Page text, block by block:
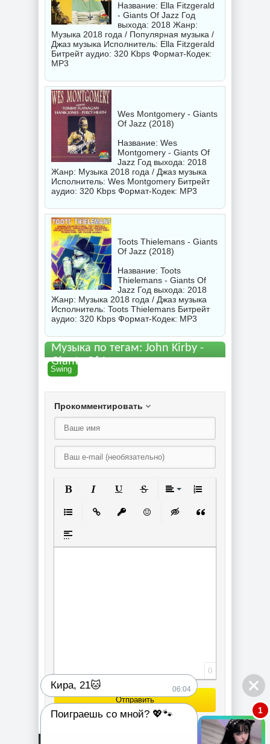
Название: Ella Fitzgerald
- Giants Of Jazz Год
выхода: 2018 Жанр:
Музыка 2018 года / Популярная музыка /
Джаз музыка Исполнитель: Ella Fitzgerald
Битрейт аудио: 320 Kbps Формат-Кодек:
MP3
Wes Montgomery - Giants
Of Jazz (2018)
Название: Wes
Montgomery - Giants Of
Jazz Год выхода: 2018
Жанр: Музыка 2018 года / Джаз музыка
Исполнитель: Wes Montgomery Битрейт
аудио: 320 Kbps Формат-Кодек: MP3
Toots Thielemans - Giants
Of Jazz (2018)
Название: Toots
Thielemans - Giants Of
Jazz Год выхода: 2018
Жанр: Музыка 2018 года / Джаз музыка
Исполнитель: Toots Thielemans Битрейт
аудио: 320 Kbps Формат-Кодек: MP3
Музыка по тегам: John Kirby -
Giants Of Jazz торрент
Swing
Прокомментировать
Вставка спойлера
0
Отправить
Кира, 21🐱 06:04
Поиграешь со мной? 💖🐾 1